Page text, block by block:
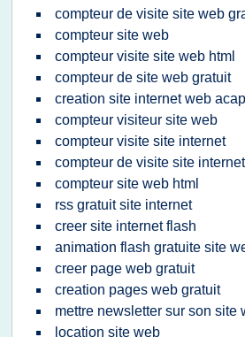
compteur de visite site web
compteur site web
compteur visite site web html
compteur de site web gratuit
creation site internet web
compteur visiteur site web
compteur visite site internet
compteur de visite site
compteur site web html
rss gratuit site internet
creer site internet flash
animation flash gratuite site
creer page web gratuit
creation pages web gratuit
mettre newsletter sur son site
location site web